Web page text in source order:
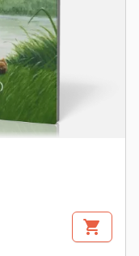
shopping_cart